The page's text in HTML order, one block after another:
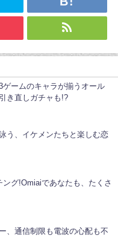
ゲームのキャラが揃うオール
き直しガチャも!?
う、イケメンたちと楽しむ恋
ング!Omiaiであなたも、たくさ
、通信制限も電波の心配も不